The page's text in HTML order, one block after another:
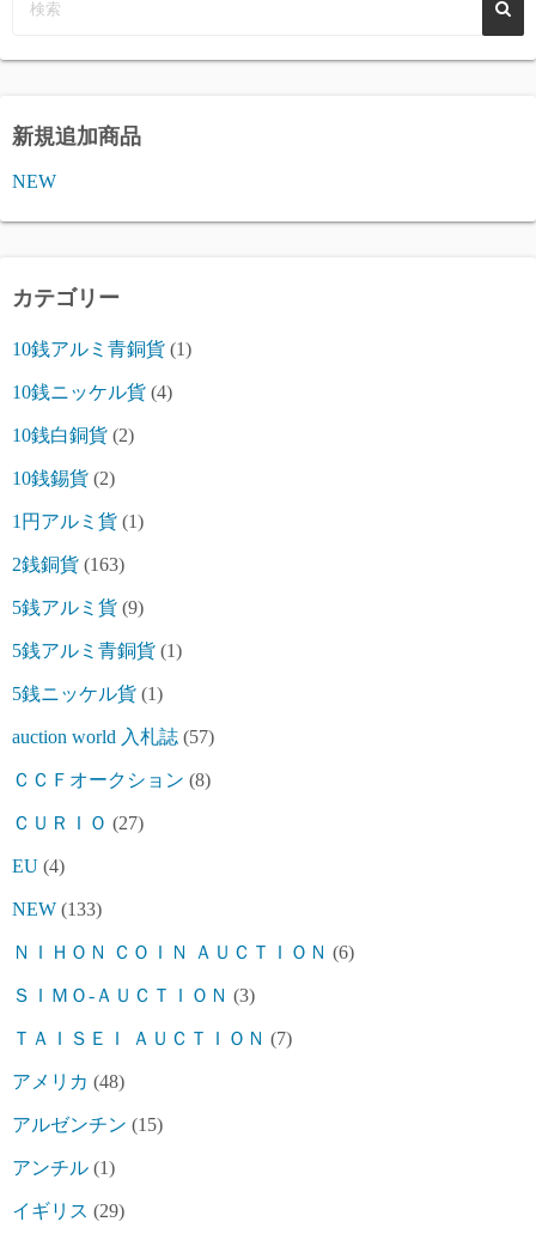
新規追加商品
NEW
カテゴリー
10銭アルミ青銅貨 (1)
10銭ニッケル貨 (4)
10銭白銅貨 (2)
10銭錫貨 (2)
1円アルミ貨 (1)
2銭銅貨 (163)
5銭アルミ貨 (9)
5銭アルミ青銅貨 (1)
5銭ニッケル貨 (1)
auction world 入札誌 (57)
ＣＣＦオークション (8)
ＣＵＲＩＯ (27)
EU (4)
NEW (133)
ＮＩＨＯＮ ＣＯＩＮ ＡＵＣＴＩＯＮ (6)
ＳＩＭＯ-ＡＵＣＴＩＯＮ (3)
ＴＡＩＳＥＩ ＡＵＣＴＩＯＮ (7)
アメリカ (48)
アルゼンチン (15)
アンチル (1)
イギリス (29)